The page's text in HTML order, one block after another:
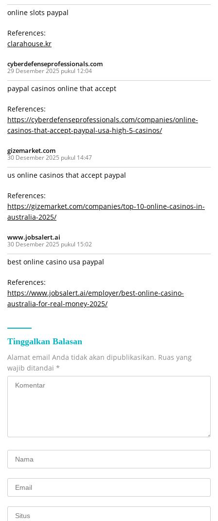
online slots paypal
References:
clarahouse.kr
cyberdefenseprofessionals.com
29 Desember 2025 pukul 12:04
paypal casinos online that accept
References:
https://cyberdefenseprofessionals.com/companies/online-
casinos-that-accept-paypal-usa-high-5-casinos/
gizemarket.com
30 Desember 2025 pukul 14:47
us online casinos that accept paypal
References:
https://gizemarket.com/companies/top-10-online-casinos-in-
australia-2025/
www.jobsalert.ai
30 Desember 2025 pukul 15:02
best online casino usa paypal
References:
https://www.jobsalert.ai/employer/best-online-casino-
australia-for-real-money-2025/
Tinggalkan Balasan
Alamat email Anda tidak akan dipublikasikan. Ruas yang
wajib ditandai *